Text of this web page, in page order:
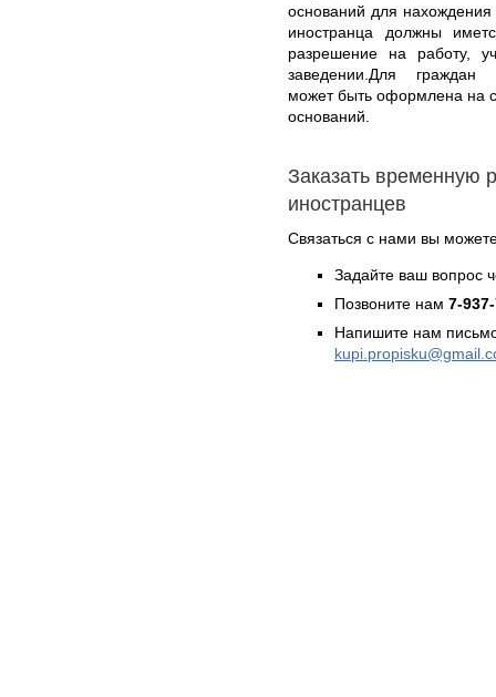
оснований для
иностранца должны
разрешение на работу,
заведении.Для граждан
может быть оформлена на
оснований.
Заказать временную
иностранцев
Связаться с нами вы
Задайте ваш вопрос
Позвоните нам 7-
Напишите нам